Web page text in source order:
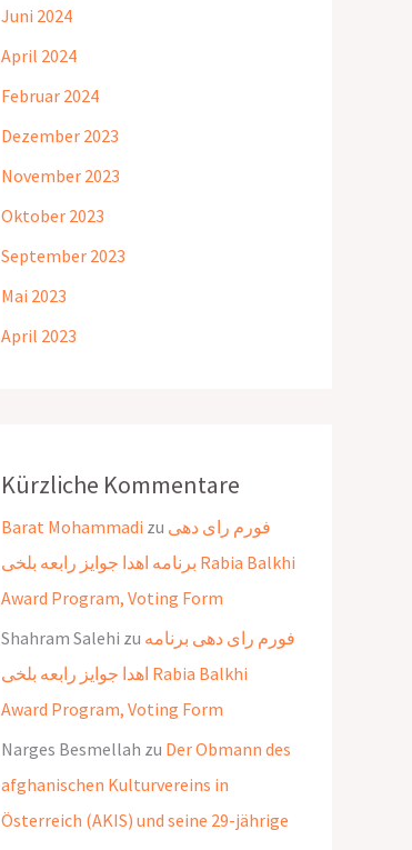
Juni 2024
April 2024
Februar 2024
Dezember 2023
November 2023
Oktober 2023
September 2023
Mai 2023
April 2023
Kürzliche Kommentare
Barat Mohammadi zu فورم رای دهی
برنامه اهدا جوایز رابعه بلخی Rabia Balkhi
Award Program, Voting Form
Shahram Salehi zu فورم رای دهی برنامه
اهدا جوایز رابعه بلخی Rabia Balkhi
Award Program, Voting Form
Narges Besmellah zu Der Obmann des
afghanischen Kulturvereins in
Österreich (AKIS) und seine 29-jährige